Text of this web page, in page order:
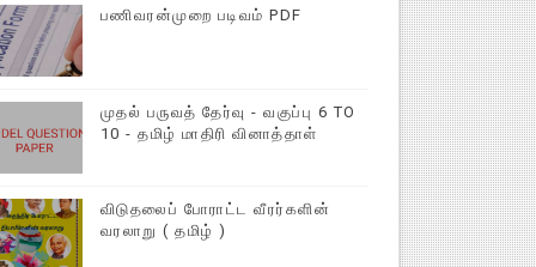
பணிவரன்முறை படிவம் PDF
முதல் பருவத் தேர்வு - வகுப்பு 6 TO
10 - தமிழ் மாதிரி வினாத்தாள்
விடுதலைப் போராட்ட வீரர்களின்
வரலாறு ( தமிழ் )